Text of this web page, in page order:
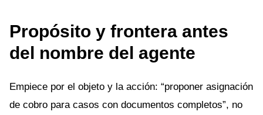
Propósito y frontera antes
del nombre del agente
Empiece por el objeto y la acción: “proponer asignación
de cobro para casos con documentos completos”, no